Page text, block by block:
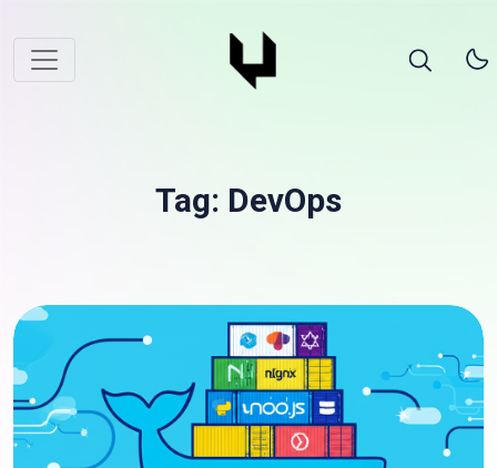
Tag: DevOps